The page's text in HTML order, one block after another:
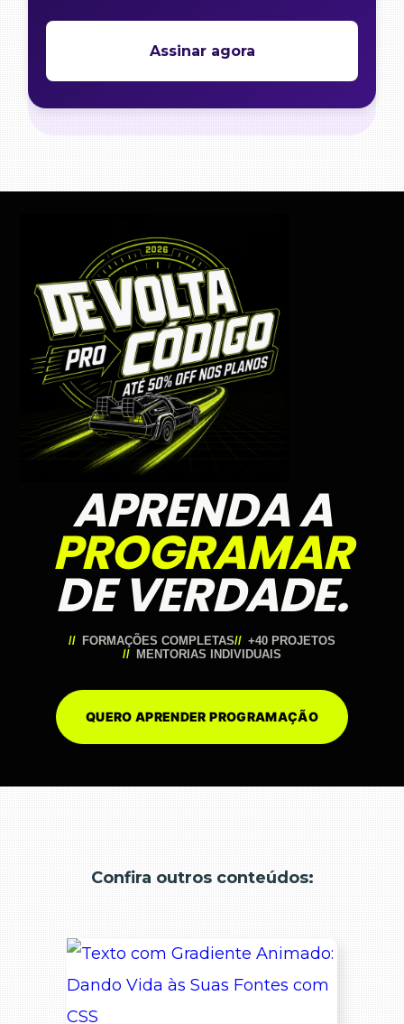
Assinar agora
APRENDA A
PROGRAMAR
DE VERDADE.
FORMAÇÕES COMPLETAS
+40 PROJETOS
MENTORIAS INDIVIDUAIS
QUERO APRENDER PROGRAMAÇÃO
Confira outros conteúdos: